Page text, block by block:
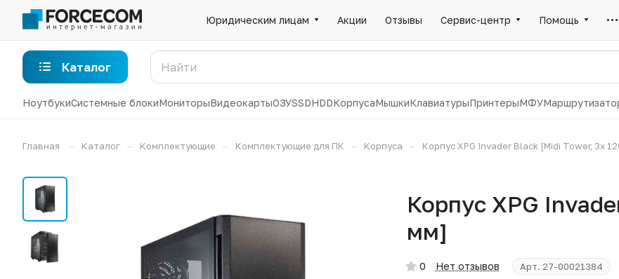
Юридическим лицам Акции Отзывы Сервис-центр Помощь
Каталог
НоутбукиСистемные блокиМониторыВидеокартыОЗУSSDHDDКорпусаМышкиКлавиатурыПринтерыМФУ
Главная – Каталог – Комплектующие – Комплектующие для ПК – Корпуса – Корпус XPG Invader Black [Midi Tower, 3x
Корпус XPG
мм]
0 Нет отзывов Арт. 27-00021384